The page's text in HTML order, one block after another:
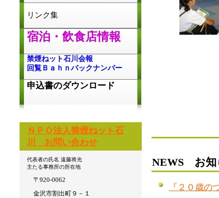
NEWS お知
『２０歳の
リンク集
宿泊・飲食店情報
禁煙ねット石川会報
回覧Ｂａｈｎバックナンバー
会員募集
申込書のダウンロード
ＮＰＯ法人禁煙ねット石
川 お問い合わせ
代表者の氏名 遠藤将光
主たる事務所の所在地
〒920-0062
金沢市割出町９－１